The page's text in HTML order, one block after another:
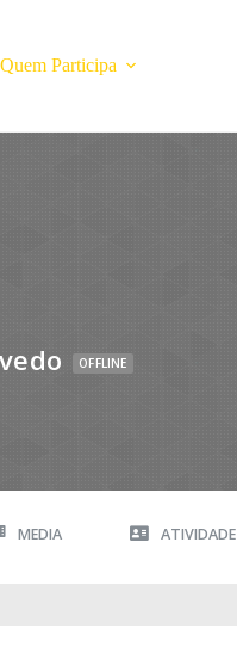
Quem Participa
OFFLINE
MEDIA ATIVIDADE